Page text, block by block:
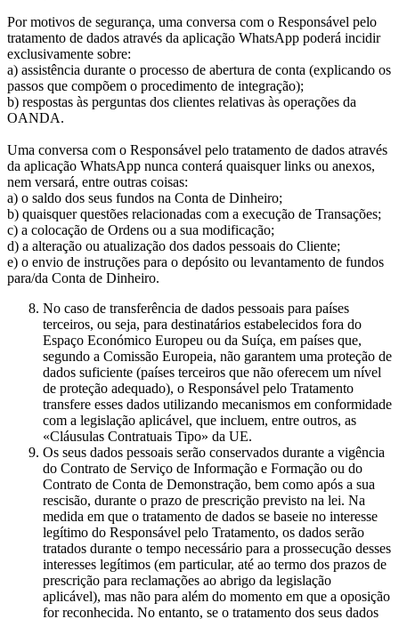
Por motivos de segurança, uma conversa com o Responsável pelo
tratamento de dados através da aplicação WhatsApp poderá incidir
exclusivamente sobre:
a) assistência durante o processo de abertura de conta (explicando os
passos que compõem o procedimento de integração);
b) respostas às perguntas dos clientes relativas às operações da
OANDA.
Uma conversa com o Responsável pelo tratamento de dados através
da aplicação WhatsApp nunca conterá quaisquer links ou anexos,
nem versará, entre outras coisas:
a) o saldo dos seus fundos na Conta de Dinheiro;
b) quaisquer questões relacionadas com a execução de Transações;
c) a colocação de Ordens ou a sua modificação;
d) a alteração ou atualização dos dados pessoais do Cliente;
e) o envio de instruções para o depósito ou levantamento de fundos
para/da Conta de Dinheiro.
No caso de transferência de dados pessoais para países
terceiros, ou seja, para destinatários estabelecidos fora do
Espaço Económico Europeu ou da Suíça, em países que,
segundo a Comissão Europeia, não garantem uma proteção de
dados suficiente (países terceiros que não oferecem um nível
de proteção adequado), o Responsável pelo Tratamento
transfere esses dados utilizando mecanismos em conformidade
com a legislação aplicável, que incluem, entre outros, as
«Cláusulas Contratuais Tipo» da UE.
Os seus dados pessoais serão conservados durante a vigência
do Contrato de Serviço de Informação e Formação ou do
Contrato de Conta de Demonstração, bem como após a sua
rescisão, durante o prazo de prescrição previsto na lei. Na
medida em que o tratamento de dados se baseie no interesse
legítimo do Responsável pelo Tratamento, os dados serão
tratados durante o tempo necessário para a prossecução desses
interesses legítimos (em particular, até ao termo dos prazos de
prescrição para reclamações ao abrigo da legislação
aplicável), mas não para além do momento em que a oposição
for reconhecida. No entanto, se o tratamento dos seus dados